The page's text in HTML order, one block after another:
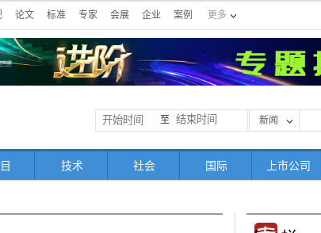
论文 标准 专家 会展 企业 案例 更多
至 新闻
技术 社会 国际 上市公司